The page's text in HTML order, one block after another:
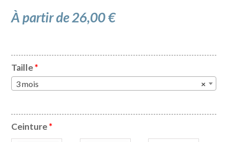
À partir de26,00€
Taille*
×
3 mois
Ceinture*